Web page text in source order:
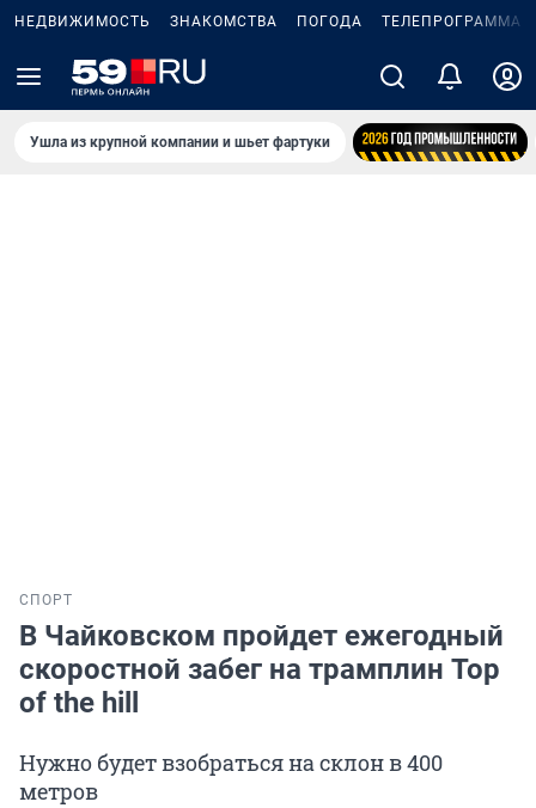
НЕДВИЖИМОСТЬ ЗНАКОМСТВА ПОГОДА ТЕЛЕПРОГРАММА
Ушла из крупной компании и шьет фартуки
СПОРТ
В Чайковском пройдет ежегодный
скоростной забег на трамплин Top
of the hill
Нужно будет взобраться на склон в 400
метров